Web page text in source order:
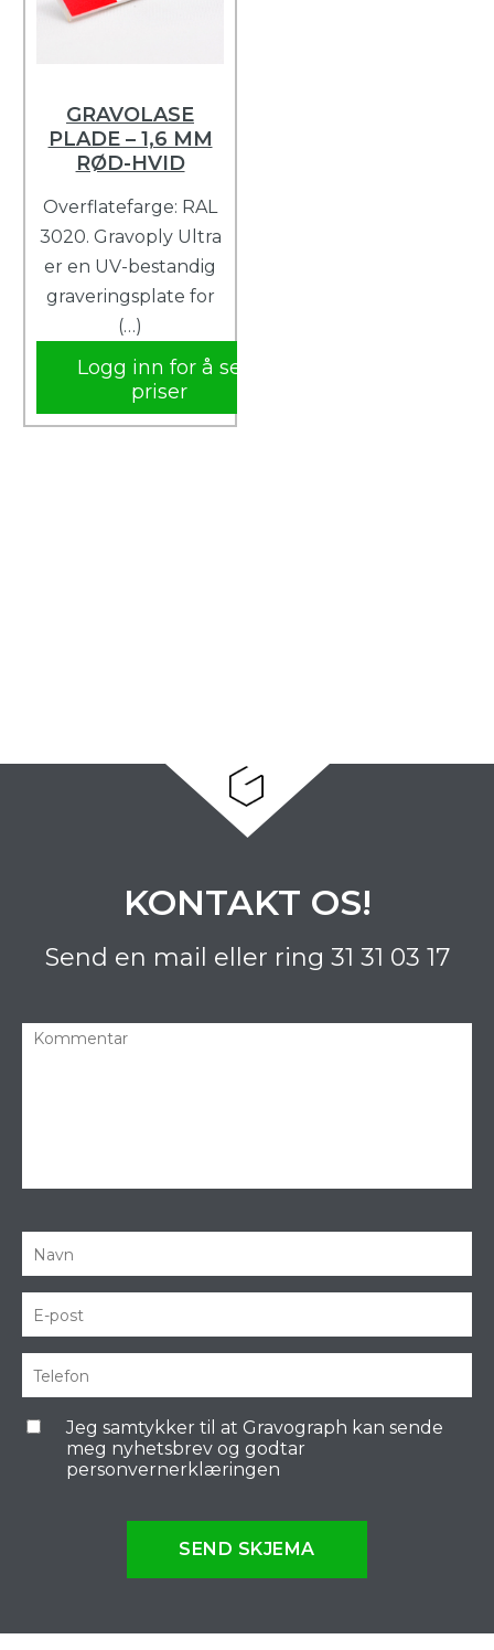
GRAVOLASE
PLADE – 1,6 MM
RØD-HVID
Overflatefarge: RAL
3020. Gravoply Ultra
er en UV-bestandig
graveringsplate for
(…)
Logg inn for å se
priser
KONTAKT OS!
Send en mail eller ring 31 31 03 17
Jeg samtykker til at Gravograph kan sende
meg nyhetsbrev og godtar
personvernerklæringen
SEND SKJEMA